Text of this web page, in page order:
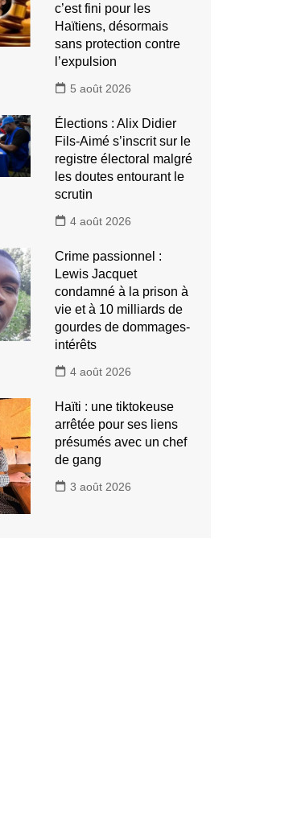
c’est fini pour les
Haïtiens, désormais
sans protection contre
l’expulsion
5 août 2026
Élections : Alix Didier
Fils-Aimé s’inscrit sur le
registre électoral malgré
les doutes entourant le
scrutin
4 août 2026
Crime passionnel :
Lewis Jacquet
condamné à la prison à
vie et à 10 milliards de
gourdes de dommages-
intérêts
4 août 2026
Haïti : une tiktokeuse
arrêtée pour ses liens
présumés avec un chef
de gang
3 août 2026